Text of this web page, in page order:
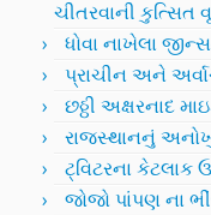
ચીતરવાની કુત્સિત
ધોવા નાખેલા
પ્રાચીન અને
છઠ્ઠી અક્ષરનાદ
રાજસ્થાનનું
ટ્વિટરના કેટલાક
જોજો પાંપણ ના